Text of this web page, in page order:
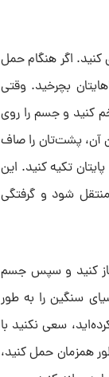
اگر هنگام حمل
بچرخید. وقتی
کنید و جسم را روی
آن، پشت‌تان را صاف
تکیه کنید. این
شود و گرفتگی
باز کنید و سپس جسم
سنگین را به طور
سعی نکنید با
همزمان حمل کنید،